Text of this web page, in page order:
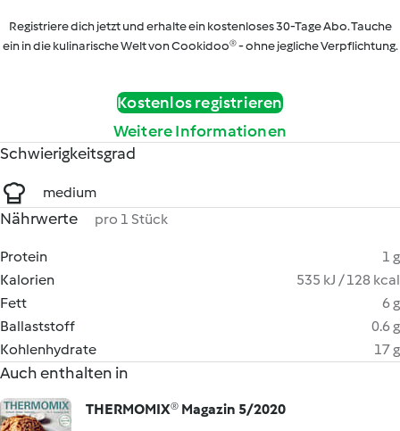
Registriere dich jetzt und erhalte ein kostenloses 30-Tage Abo. Tauche
ein in die kulinarische Welt von Cookidoo® - ohne jegliche Verpflichtung.
Kostenlos registrieren
Weitere Informationen
Schwierigkeitsgrad
medium
Nährwerte pro 1 Stück
Protein
1 g
Kalorien
535 kJ / 128 kcal
Fett
6 g
Ballaststoff
0.6 g
Kohlenhydrate
17 g
Auch enthalten in
THERMOMIX® Magazin 5/2020